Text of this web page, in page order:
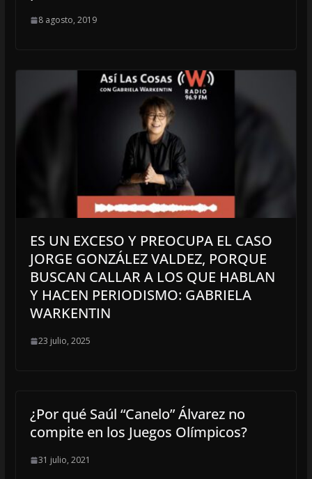
8 agosto, 2019
ES UN EXCESO Y PREOCUPA EL CASO
JORGE GONZÁLEZ VALDEZ, PORQUE
BUSCAN CALLAR A LOS QUE HABLAN
Y HACEN PERIODISMO: GABRIELA
WARKENTIN
23 julio, 2025
¿Por qué Saúl “Canelo” Álvarez no
compite en los Juegos Olímpicos?
31 julio, 2021